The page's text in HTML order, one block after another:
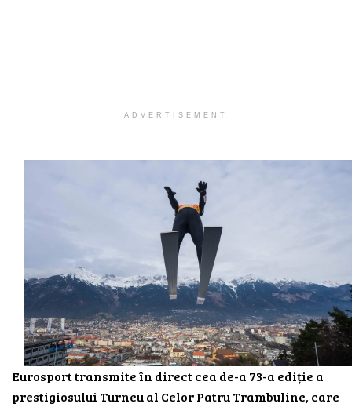
ADVERTISEMENT
Eurosport transmite în direct cea de-a 73-a ediție a
prestigiosului Turneu al Celor Patru Trambuline, care